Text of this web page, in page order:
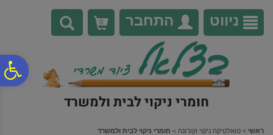
נגישות
אתר
המרכזי
ניווט התחבר 0
חומרי ניקוי לבית ולמשרד
ראשי > טואלטיקה ניקוי וקורונה > חומרי ניקוי לבית ולמשרד